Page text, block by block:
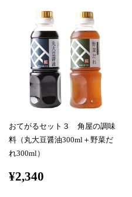
おてがるセット３ 角屋の調味
料（丸大豆醤油300ml＋野菜だ
れ300ml）
¥2,340